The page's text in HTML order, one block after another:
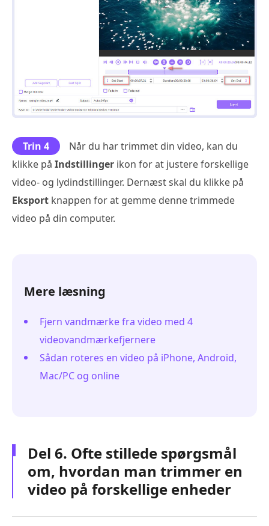
Trin 4
Når du har trimmet din video, kan du
klikke på Indstillinger ikon for at justere forskellige
video- og lydindstillinger. Dernæst skal du klikke på
Eksport knappen for at gemme denne trimmede
video på din computer.
Mere læsning
Fjern vandmærke fra video med 4
videovandmærkefjernere
Sådan roteres en video på iPhone, Android,
Mac/PC og online
Del 6. Ofte stillede spørgsmål
om, hvordan man trimmer en
video på forskellige enheder